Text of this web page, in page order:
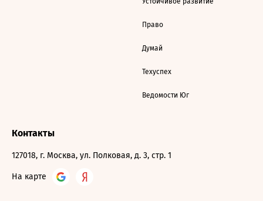
Право
Думай
Техуспех
Ведомости Юг
Контакты
127018, г. Москва, ул. Полковая, д. 3, стр. 1
На карте